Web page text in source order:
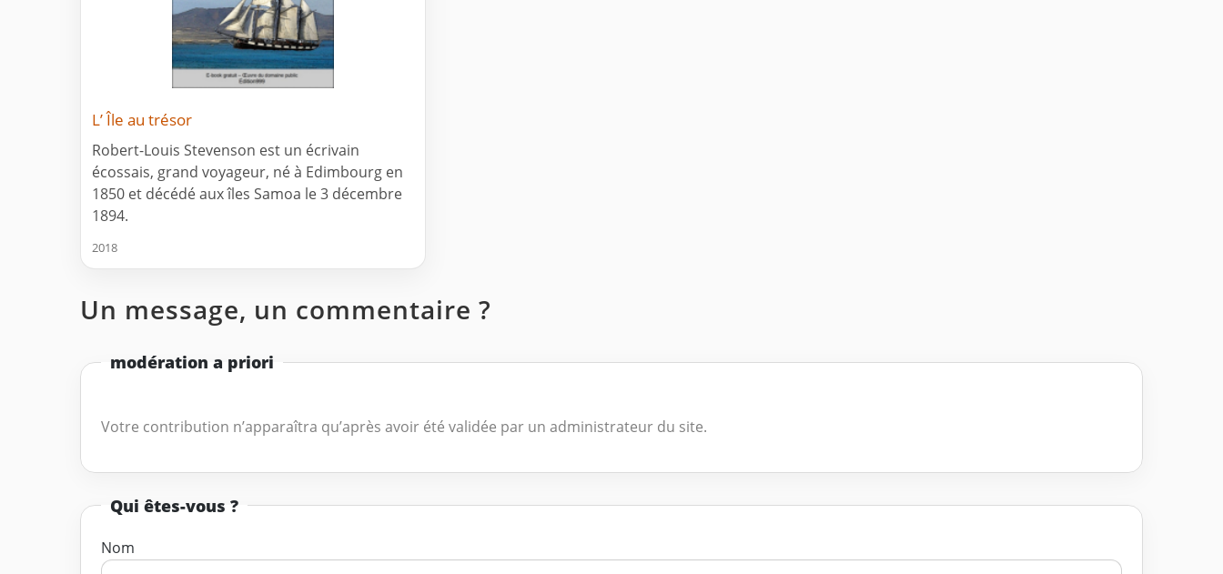
L’ Île au trésor
Robert-Louis Stevenson est un écrivain
écossais, grand voyageur, né à Edimbourg en
1850 et décédé aux îles Samoa le 3 décembre
1894.
2018
Un message, un commentaire ?
modération a priori
Votre contribution n’apparaîtra qu’après avoir été validée par un administrateur du site.
Qui êtes-vous ?
Nom